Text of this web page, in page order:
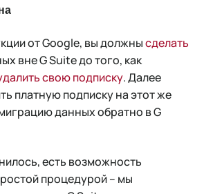
от Google, вы должнысделать
вне G Suite до того, как
свою подписку. Далее
платную подписку на этот же
данных обратно в G
есть возможность
процедурой – мы